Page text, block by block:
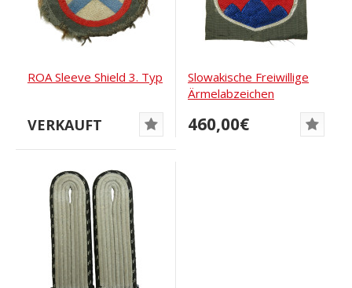
ROA Sleeve Shield 3. Typ
VERKAUFT
Slowakische Freiwillige
Ärmelabzeichen
460,00€